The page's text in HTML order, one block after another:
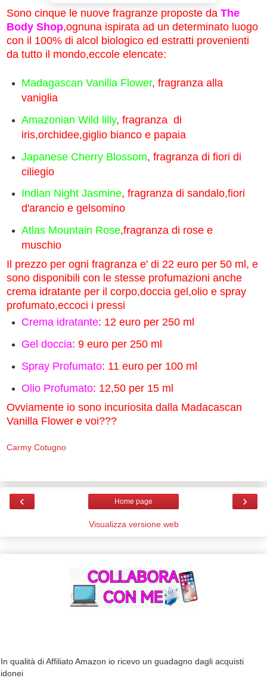
Sono cinque le nuove fragranze proposte da The
Body Shop,ognuna ispirata ad un determinato luogo
con il 100% di alcol biologico ed estratti provenienti
da tutto il mondo,eccole elencate:
Madagascan Vanilla Flower, fragranza alla
vaniglia
Amazonian Wild lilly, fragranza di
iris,orchidee,giglio bianco e papaia
Japanese Cherry Blossom, fragranza di fiori di
ciliegio
Indian Night Jasmine, fragranza di sandalo,fiori
d'arancio e gelsomino
Atlas Mountain Rose,fragranza di rose e
muschio
Il prezzo per ogni fragranza e' di 22 euro per 50 ml, e
sono disponibili con le stesse profumazioni anche
crema idratante per il corpo,doccia gel,olio e spray
profumato,eccoci i pressi
Crema idratante: 12 euro per 250 ml
Gel doccia: 9 euro per 250 ml
Spray Profumato: 11 euro per 100 ml
Olio Profumato: 12,50 per 15 ml
Ovviamente io sono incuriosita dalla Madacascan
Vanilla Flower e voi???
Carmy Cotugno
‹ ›
Home page
Visualizza versione web
In qualità di Affiliato Amazon io ricevo un guadagno dagli acquisti
idonei